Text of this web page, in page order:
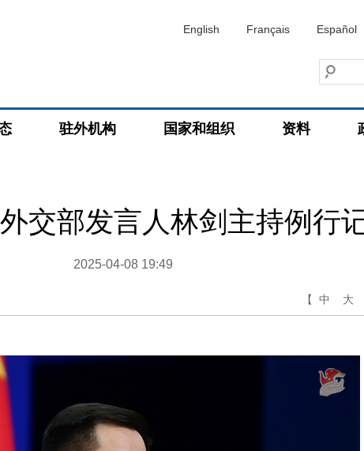
English Français Español
驻外机构 国家和组织 资料
交部发言人林剑主持例行
2025-04-08 19:49
【 中 大